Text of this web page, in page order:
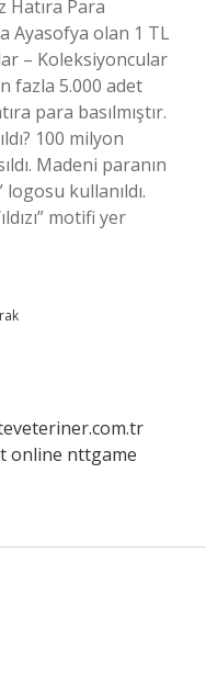
Hatıra Para
Ayasofya olan 1 TL
– Koleksiyoncular
fazla 5.000 adet
para basılmıştır.
100 milyon
Madeni paranın
logosu kullanıldı.
motifi yer
online nttgame